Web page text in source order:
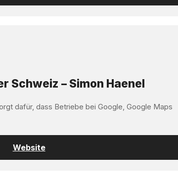
Schweiz – Simon Haenel
dafür, dass Betriebe bei Google, Google Maps
Website